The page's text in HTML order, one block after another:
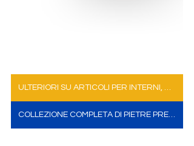
ULTERIORI SU ARTICOLI PER INTERNI, MOBILI E ACCESSORI REВ JASPER
COLLEZIONE COMPLETA DI PIETRE PREZIOSE